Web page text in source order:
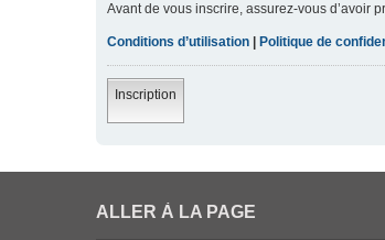
Avant de vous inscrire, assurez-vous d’avoir
Conditions d’utilisation Politique de
Inscription
ALLER À LA PAGE